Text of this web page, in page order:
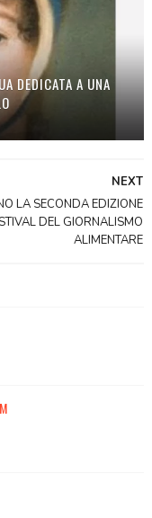
DEDICATA A UNA
NEXT
LA SECONDA EDIZIONE
DEL GIORNALISMO
ALIMENTARE